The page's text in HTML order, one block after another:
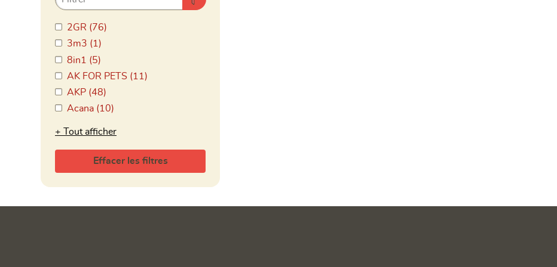
2GR (76)
3m3 (1)
8in1 (5)
AK FOR PETS (11)
AKP (48)
Acana (10)
Tout afficher
Effacer les filtres